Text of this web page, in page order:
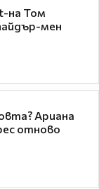
на Том
мен
Ариана
отново